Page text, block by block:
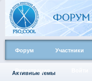
Форум Участники
Активные темы